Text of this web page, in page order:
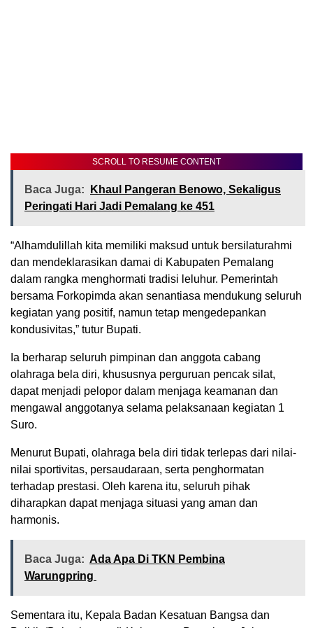
SCROLL TO RESUME CONTENT
Baca Juga:
Khaul Pangeran Benowo, Sekaligus
Peringati Hari Jadi Pemalang ke 451
“Alhamdulillah kita memiliki maksud untuk bersilaturahmi
dan mendeklarasikan damai di Kabupaten Pemalang
dalam rangka menghormati tradisi leluhur. Pemerintah
bersama Forkopimda akan senantiasa mendukung seluruh
kegiatan yang positif, namun tetap mengedepankan
kondusivitas,” tutur Bupati.
Ia berharap seluruh pimpinan dan anggota cabang
olahraga bela diri, khususnya perguruan pencak silat,
dapat menjadi pelopor dalam menjaga keamanan dan
mengawal anggotanya selama pelaksanaan kegiatan 1
Suro.
Menurut Bupati, olahraga bela diri tidak terlepas dari nilai-
nilai sportivitas, persaudaraan, serta penghormatan
terhadap prestasi. Oleh karena itu, seluruh pihak
diharapkan dapat menjaga situasi yang aman dan
harmonis.
Baca Juga: Ada Apa Di TKN Pembina
Warungpring
Sementara itu, Kepala Badan Kesatuan Bangsa dan